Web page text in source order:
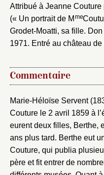
Attribué à Jeanne
(« Un portrait de M me
Grodet-Moatti, sa fille.
1971. Entré au château
Commentaire
Marie-Héloïse Servent
Couture le 2 avril 1859 à
eurent deux filles, Berthe,
ans plus tard. Berthe eut
Couture, qui publia
père et fit entrer de